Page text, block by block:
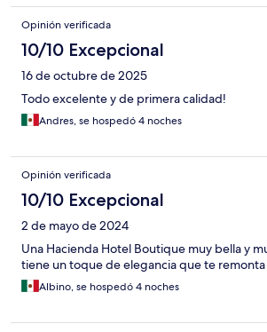
Opinión verificada
10/10 Excepcional
16 de octubre de 2025
Todo excelente y de primera calidad!
Andres, se hospedó 4 noches
Opinión verificada
10/10 Excepcional
2 de mayo de 2024
Una Hacienda Hotel Boutique muy bella y
tiene un toque de elegancia que te remonta
Albino, se hospedó 4 noches